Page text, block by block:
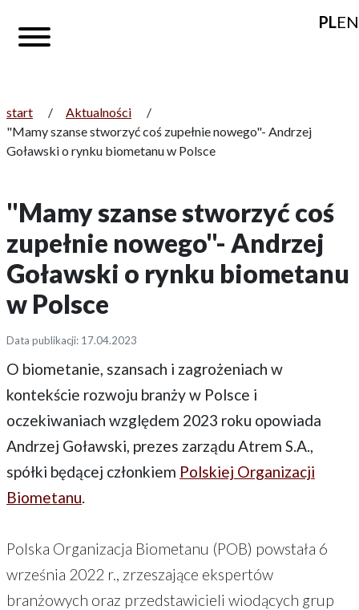
PLEN
start / Aktualności
/
"Mamy szanse stworzyć coś zupełnie nowego"- Andrzej
Goławski o rynku biometanu w Polsce
"Mamy szanse stworzyć coś
zupełnie nowego"- Andrzej
Goławski o rynku biometanu
w Polsce
Data publikacji: 17.04.2023
O biometanie, szansach i zagrożeniach w
kontekście rozwoju branży w Polsce i
oczekiwaniach względem 2023 roku opowiada
Andrzej Goławski, prezes zarządu Atrem S.A.,
spółki będącej członkiem Polskiej Organizacji
Biometanu.
Polska Organizacja Biometanu (POB) powstała 6
września 2022 r., zrzeszające ekspertów
branżowych oraz przedstawicieli wiodących grup